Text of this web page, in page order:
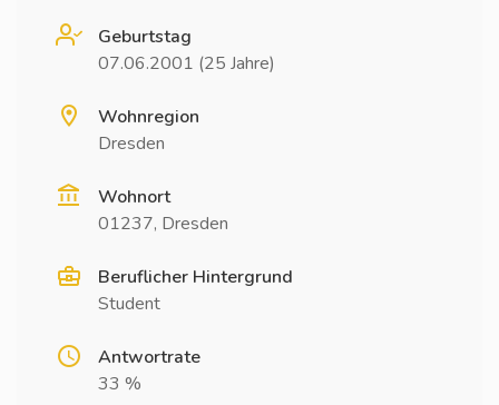
Geburtstag
07.06.2001 (25 Jahre)
Wohnregion
Dresden
Wohnort
01237, Dresden
Beruflicher Hintergrund
Student
Antwortrate
33 %